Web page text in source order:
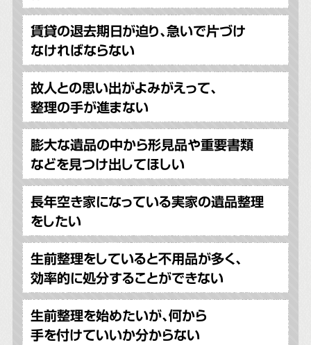
賃貸の退去期日が迫り、急いで片づけ
なければならない
故人との思い出がよみがえって、
整理の手が進まない
膨大な遺品の中から形見品や重要書類
などを見つけ出してほしい
長年空き家になっている実家の遺品整理
をしたい
生前整理をしていると不用品が多く、
効率的に処分することができない
生前整理を始めたいが、何から
手を付けていいか分からない